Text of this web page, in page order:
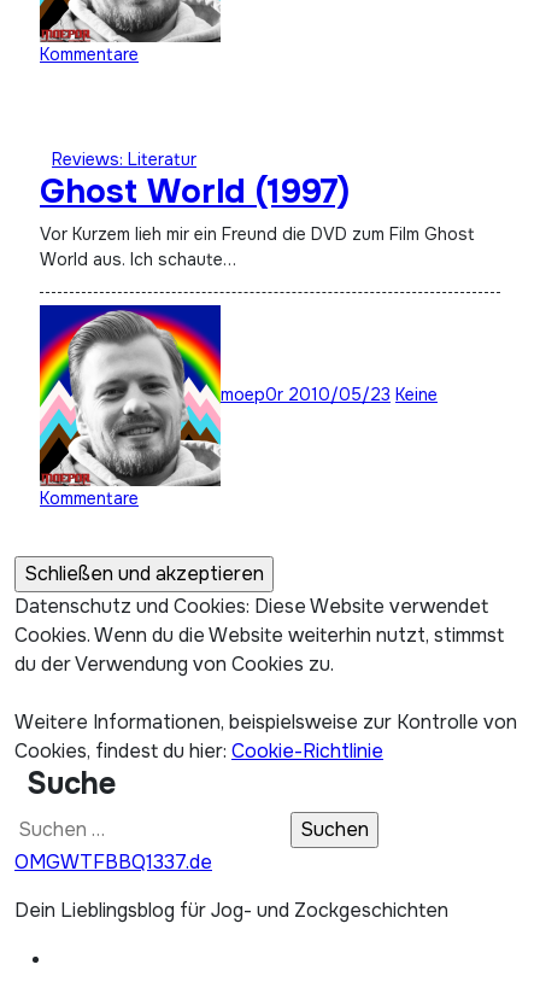
Kommentare
Reviews: Literatur
Ghost World (1997)
Vor Kurzem lieh mir ein Freund die DVD zum Film Ghost
World aus. Ich schaute…
moep0r 2010/05/23 Keine
Kommentare
Datenschutz und Cookies: Diese Website verwendet
Cookies. Wenn du die Website weiterhin nutzt, stimmst
du der Verwendung von Cookies zu.
Weitere Informationen, beispielsweise zur Kontrolle von
Cookies, findest du hier: Cookie-Richtlinie
Suche
Suchen
nach:
OMGWTFBBQ1337.de
Dein Lieblingsblog für Jog- und Zockgeschichten